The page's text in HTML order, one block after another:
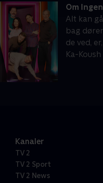
Om
Alt kan
bag
de ved,
Ka-
Kanaler
TV 2
TV 2 Sport
TV 2 News